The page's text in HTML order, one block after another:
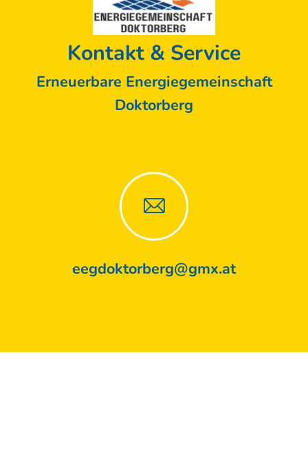
Kontakt & Service
Erneuerbare Energiegemeinschaft
Doktorberg
eegdoktorberg@gmx.at